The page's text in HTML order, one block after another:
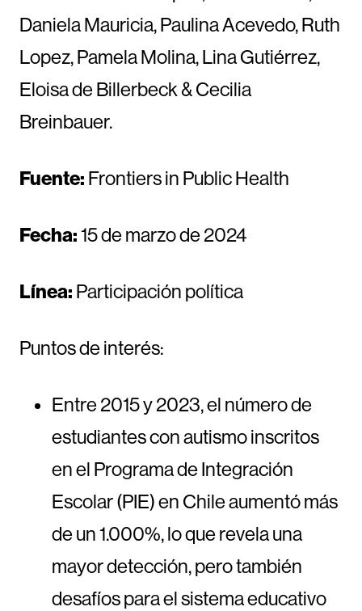
Daniela Mauricia, Paulina Acevedo, Ruth
Lopez, Pamela Molina, Lina Gutiérrez,
Eloisa de Billerbeck & Cecilia
Breinbauer.
Fuente: Frontiers in Public Health
Fecha:15 de marzo de 2024
Línea: Participación política
Puntos de interés:
Entre 2015 y 2023, el número de
estudiantes con autismo inscritos
en el Programa de Integración
Escolar (PIE) en Chile aumentó más
de un 1.000%, lo que revela una
mayor detección, pero también
desafíos para el sistema educativo